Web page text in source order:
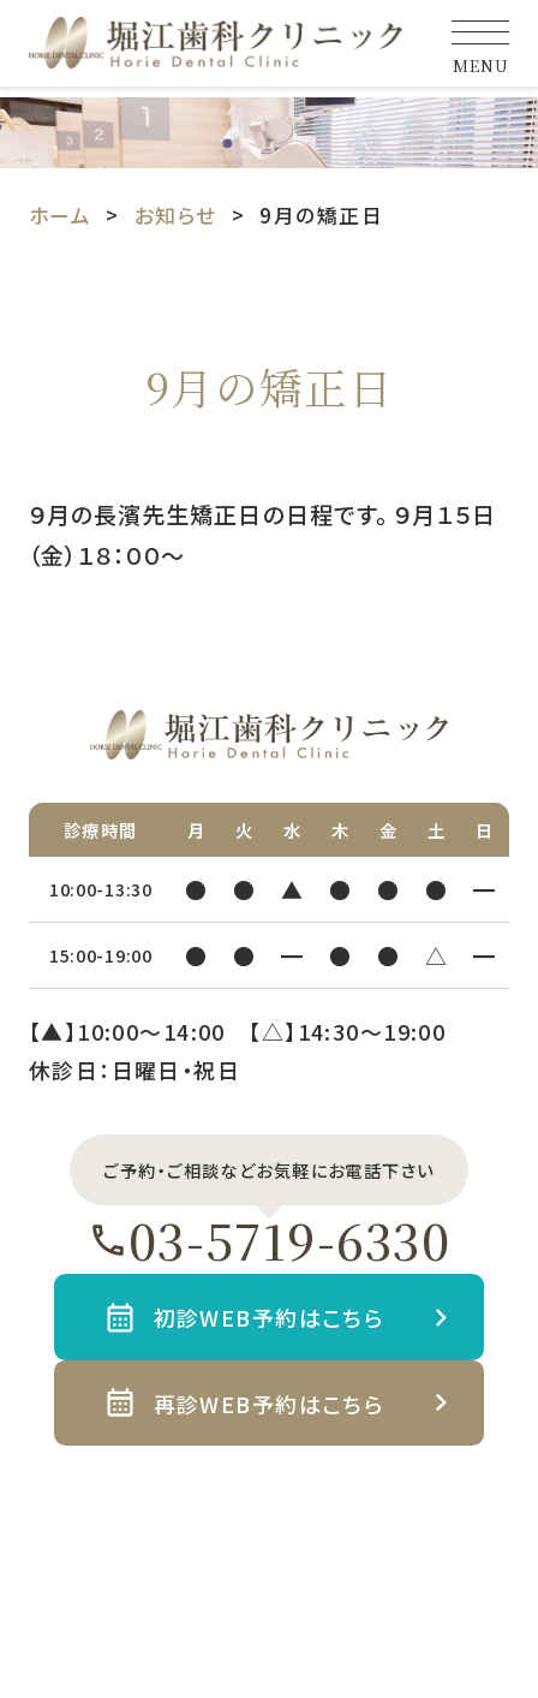
MENU
ホーム お知らせ 9月の矯正日
9月の矯正日
９月の長濱先生矯正日の日程です。 ９月１５日
（金）１８：００～
診療時間 月 火 水 木 金 土 日
10:00-13:30 ● ● ▲ ● ● ● ━
15:00-19:00 ● ● ━ ● ● △ ━
【▲】10:00〜14:00 【△】14:30〜19:00
休診日：日曜日・祝日
ご予約・ご相談などお気軽にお電話下さい
03-5719-6330
初診WEB予約はこちら
再診WEB予約はこちら